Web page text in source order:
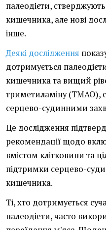
палеодієти,
кишечника, але нові
інше.
Деякі дослідження
дотримується
кишечника та вищий
триметиламіну (ТМАО),
серцево-судинними
Це дослідження
рекомендації щодо
вмістом клітковини та
підтримки серцево-
кишечника.
Ті, хто дотримується
палеодіети, часто